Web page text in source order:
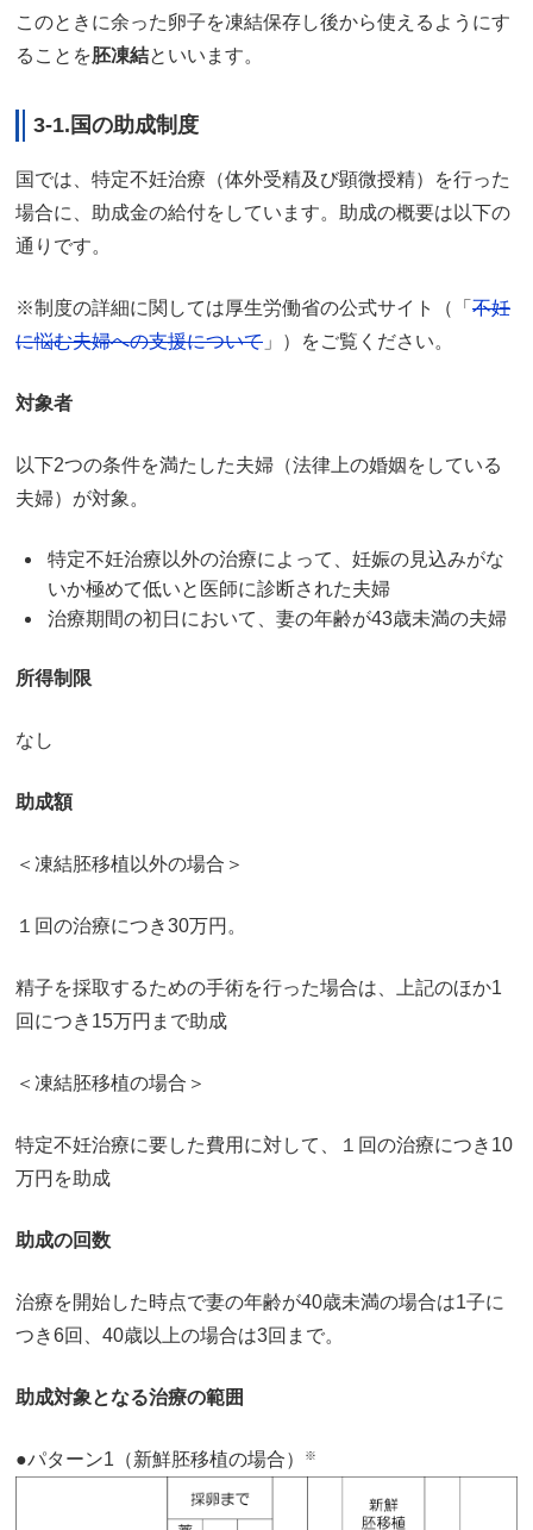
このときに余った卵子を凍結保存し後から使えるようにす
ることを胚凍結といいます。
3-1.国の助成制度
国では、特定不妊治療（体外受精及び顕微授精）を行った
場合に、助成金の給付をしています。助成の概要は以下の
通りです。
※制度の詳細に関しては厚生労働省の公式サイト（「 不妊
に悩む夫婦への支援について 」）をご覧ください。
対象者
以下2つの条件を満たした夫婦（法律上の婚姻をしている
夫婦）が対象。
特定不妊治療以外の治療によって、妊娠の見込みがな
いか極めて低いと医師に診断された夫婦
治療期間の初日において、妻の年齢が43歳未満の夫婦
所得制限
なし
助成額
＜凍結胚移植以外の場合＞
１回の治療につき30万円。
精子を採取するための手術を行った場合は、上記のほか1
回につき15万円まで助成
＜凍結胚移植の場合＞
特定不妊治療に要した費用に対して、１回の治療につき10
万円を助成
助成の回数
治療を開始した時点で妻の年齢が40歳未満の場合は1子に
つき6回、40歳以上の場合は3回まで。
助成対象となる治療の範囲
●パターン1（新鮮胚移植の場合） ※